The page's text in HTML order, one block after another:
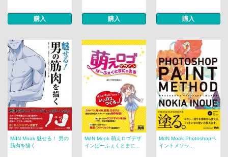
購入 購入 購入
MdN Mook 魅せる！ 男の
筋肉を描く
MdN Mook 萌えロゴデザ
インぱーふぇくとまに...
MdN Mook Photoshopペ
イントメソッ...